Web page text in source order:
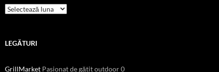
Arhive
LEGĂTURI
GrillMarket Pasionat de gătit outdoor 0